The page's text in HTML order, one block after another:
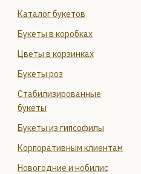
Каталог букетов
Букеты в коробках
Цветы в корзинках
Букеты роз
Стабилизированные
букеты
Букеты из гипсофилы
Корпоративным клиентам
Новогодние и нобилис